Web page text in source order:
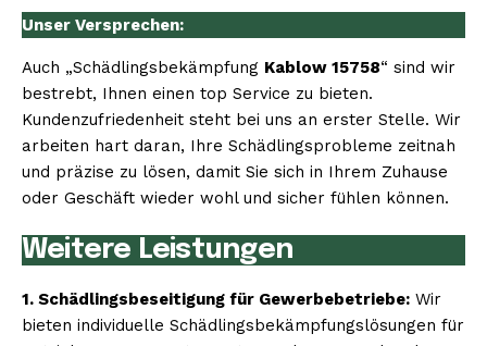
Unser Versprechen:
Auch „Schädlingsbekämpfung Kablow 15758“ sind wir
bestrebt, Ihnen einen top Service zu bieten.
Kundenzufriedenheit steht bei uns an erster Stelle. Wir
arbeiten hart daran, Ihre Schädlingsprobleme zeitnah
und präzise zu lösen, damit Sie sich in Ihrem Zuhause
oder Geschäft wieder wohl und sicher fühlen können.
Weitere Leistungen
1. Schädlingsbeseitigung für Gewerbebetriebe: Wir
bieten individuelle Schädlingsbekämpfungslösungen für